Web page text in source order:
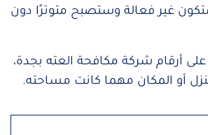
غير فعالة وستصبح متوترًا دون
أرقام شركة مكافحة العته بجدة،
أو المكان مهما كانت مساحته.